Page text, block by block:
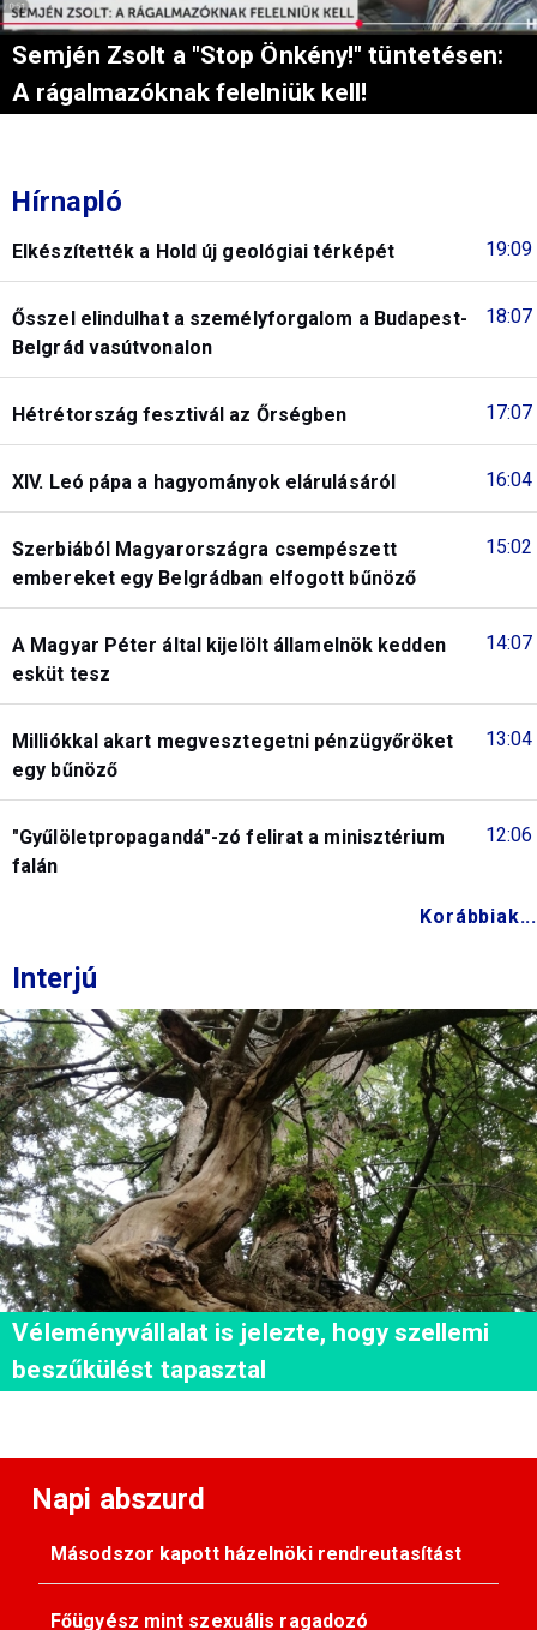
Semjén Zsolt a "Stop Önkény!" tüntetésen:
A rágalmazóknak felelniük kell!
Hírnapló
19:09
Elkészítették a Hold új geológiai térképét
18:07
Ősszel elindulhat a személyforgalom a Budapest-
Belgrád vasútvonalon
17:07
Hétrétország fesztivál az Őrségben
16:04
XIV. Leó pápa a hagyományok elárulásáról
15:02
Szerbiából Magyarországra csempészett
embereket egy Belgrádban elfogott bűnöző
14:07
A Magyar Péter által kijelölt államelnök kedden
esküt tesz
13:04
Milliókkal akart megvesztegetni pénzügyőröket
egy bűnöző
12:06
"Gyűlöletpropagandá"-zó felirat a minisztérium
falán
Korábbiak...
Interjú
Véleményvállalat is jelezte, hogy szellemi
beszűkülést tapasztal
Napi abszurd
Másodszor kapott házelnöki rendreutasítást
Főügyész mint szexuális ragadozó